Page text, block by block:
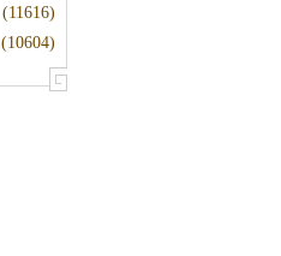
(11616)
(10604)